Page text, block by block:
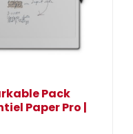
Pack
Paper Pro |